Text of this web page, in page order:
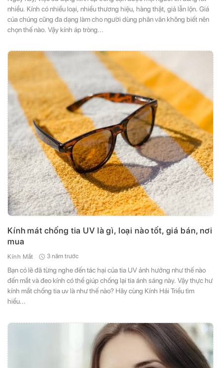
nhiều. Kính có nhiều loại, nhiều thương hiệu, hàng thật, giả lẫn lộn. Giá
của chúng cũng đa dạng làm cho người dùng phân vân không biết nên
chọn thế nào. Vậy kính áp tròng...
Kính mát chống tia UV là gì, loại nào tốt, giá bán, nơi
mua
Kính Mắt 3 năm trước
Bạn có lẽ đã từng nghe đến tác hại của tia UV ảnh hưởng như thế nào
đến mắt và đeo kính có thể giúp chống lại tia ánh sáng này. Vậy thực hư
kính mắt chống tia uv là như thế nào? Hãy cùng Kính Hải Triều tìm
hiểu...